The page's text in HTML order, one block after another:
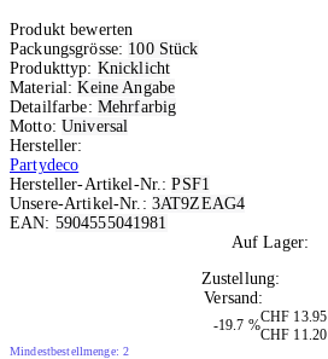
Produkt bewerten
Packungsgrösse: 100 Stück
Produkttyp: Knicklicht
Material:Keine Angabe
Detailfarbe: Mehrfarbig
Motto: Universal
Hersteller:
Partydeco
Hersteller-Artikel-Nr.:PSF1
Unsere-Artikel-Nr.: 3AT9ZEAG4
EAN: 5904555041981
Auf Lager:
Zustellung:
Versand:
-19.7 %
CHF 13.95
CHF 11.20
Mindestbestellmenge: 2